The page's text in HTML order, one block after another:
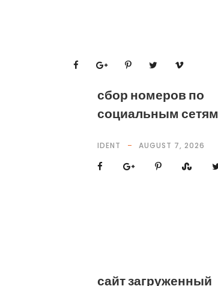
сбор номеров по
социальным сетям
IDENT AUGUST 7, 2026
сайт загруженный